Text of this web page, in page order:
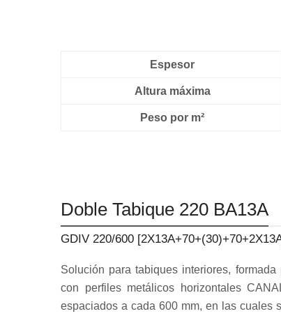
Espesor
Altura máxima
Peso por m²
Doble Tabique 220 BA13A
GDIV 220/600
Solución para tabiques interiores,
con perfiles metálicos horizontales
espaciados a cada 600 mm, en las cuales